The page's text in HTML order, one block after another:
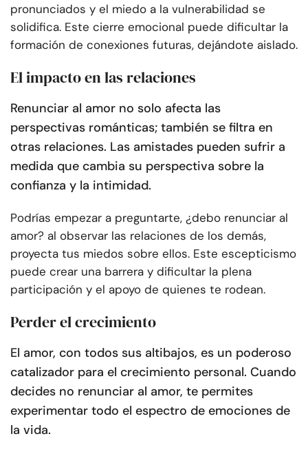
pronunciados y el miedo a la vulnerabilidad se
solidifica. Este cierre emocional puede dificultar la
formación de conexiones futuras, dejándote aislado.
El impacto en las relaciones
Renunciar al amor no solo afecta las
perspectivas románticas; también se filtra en
otras relaciones. Las amistades pueden sufrir a
medida que cambia su perspectiva sobre la
confianza y la intimidad.
Podrías empezar a preguntarte, ¿debo renunciar al
amor? al observar las relaciones de los demás,
proyecta tus miedos sobre ellos. Este escepticismo
puede crear una barrera y dificultar la plena
participación y el apoyo de quienes te rodean.
Perder el crecimiento
El amor, con todos sus altibajos, es un poderoso
catalizador para el crecimiento personal. Cuando
decides no renunciar al amor, te permites
experimentar todo el espectro de emociones de
la vida.